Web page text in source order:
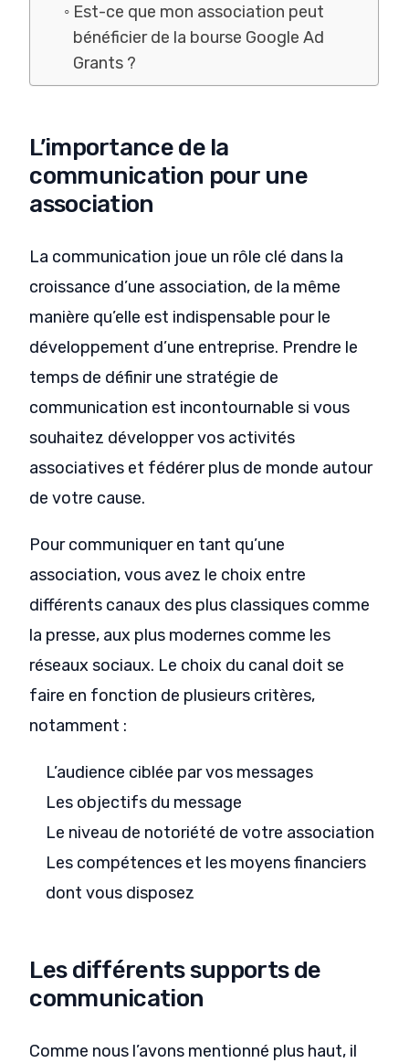
Est-ce que mon association peut
bénéficier de la bourse Google Ad
Grants ?
L’importance de la
communication pour une
association
La communication joue un rôle clé dans la
croissance d’une association, de la même
manière qu’elle est indispensable pour le
développement d’une entreprise. Prendre le
temps de définir une stratégie de
communication est incontournable si vous
souhaitez développer vos activités
associatives et fédérer plus de monde autour
de votre cause.
Pour communiquer en tant qu’une
association, vous avez le choix entre
différents canaux des plus classiques comme
la presse, aux plus modernes comme les
réseaux sociaux. Le choix du canal doit se
faire en fonction de plusieurs critères,
notamment :
L’audience ciblée par vos messages
Les objectifs du message
Le niveau de notoriété de votre association
Les compétences et les moyens financiers
dont vous disposez
Les différents supports de
communication
Comme nous l’avons mentionné plus haut, il